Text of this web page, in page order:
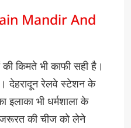
Mandir And
की किमते भी काफी सही है।
देहरादून रेलवे स्टेशन के
इलाका भी धर्मशाला के
की चीज को लेने